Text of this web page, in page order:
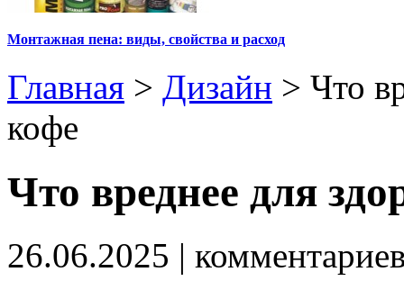
Монтажная пена: виды, свойства и расход
Главная > Дизайн > Что
кофе
Что вреднее для
26.06.2025 |